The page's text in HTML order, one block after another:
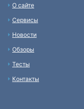
О сайте
Сервисы
Новости
Обзоры
Тесты
Контакты